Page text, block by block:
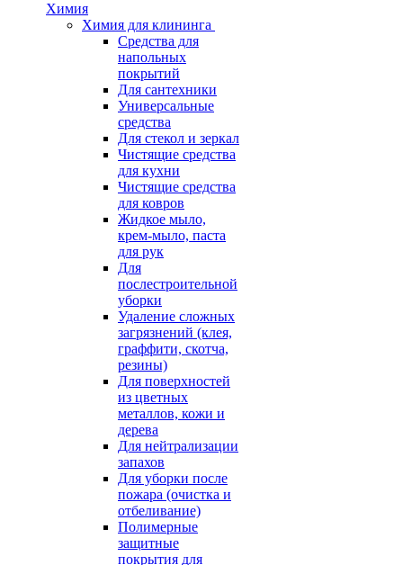
Химия
Химия для клининга
Средства для
напольных
покрытий
Для сантехники
Универсальные
средства
Для стекол и зеркал
Чистящие средства
для кухни
Чистящие средства
для ковров
Жидкое мыло,
крем-мыло, паста
для рук
Для
послестроительной
уборки
Удаление сложных
загрязнений (клея,
граффити, скотча,
резины)
Для поверхностей
из цветных
металлов, кожи и
дерева
Для нейтрализации
запахов
Для уборки после
пожара (очистка и
отбеливание)
Полимерные
защитные
покрытия для